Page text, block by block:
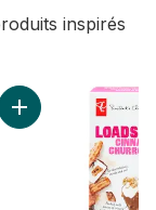
inspirés
chipotle au panier
Ajouter Sauce